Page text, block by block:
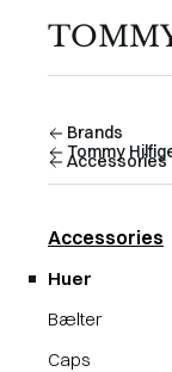
Brands
Tommy
Accessories
Accessories
Huer
Bælter
Caps